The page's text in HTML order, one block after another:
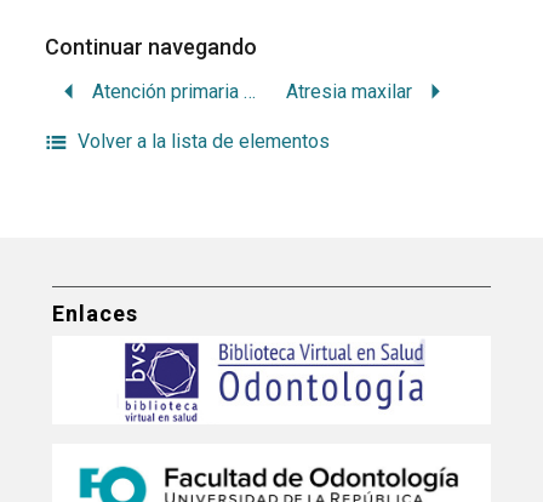
Continuar navegando
Atención primaria de salud Atresia maxilar
Volver a la lista de elementos
Enlaces